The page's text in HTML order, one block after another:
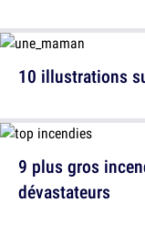
10 illustrations
9 plus gros
dévastateurs